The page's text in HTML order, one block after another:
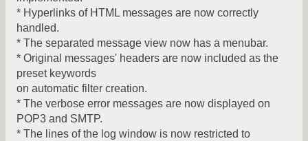
* Hyperlinks of HTML messages are now correctly
handled.
* The separated message view now has a menubar.
* Original messages' headers are now included as the
preset keywords
on automatic filter creation.
* The verbose error messages are now displayed on
POP3 and SMTP.
* The lines of the log window is now restricted to